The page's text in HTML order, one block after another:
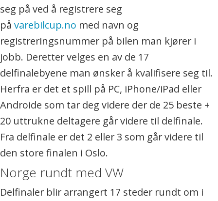
seg på ved å registrere seg
på varebilcup.no med navn og
registreringsnummer på bilen man kjører i
jobb. Deretter velges en av de 17
delfinalebyene man ønsker å kvalifisere seg til.
Herfra er det et spill på PC, iPhone/iPad eller
Androide som tar deg videre der de 25 beste +
20 uttrukne deltagere går videre til delfinale.
Fra delfinale er det 2 eller 3 som går videre til
den store finalen i Oslo.
Norge rundt med VW
Delfinaler blir arrangert 17 steder rundt om i